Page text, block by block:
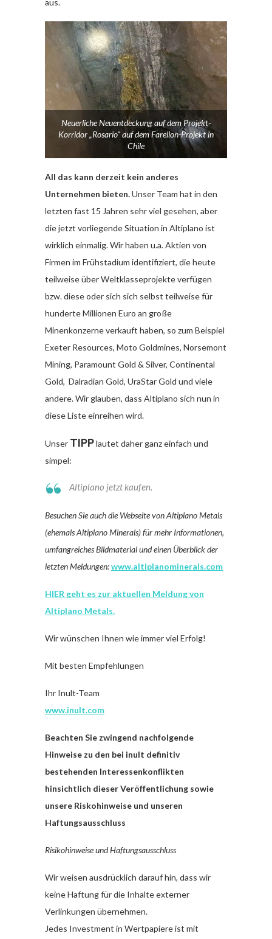
Neuerliche Neuentdeckung auf dem Projekt-
Korridor „Rosario“ auf dem Farellon-Projekt in
Chile
All das kann derzeit kein anderes
Unternehmen bieten.Unser Team hat in den
letzten fast 15 Jahren sehr viel gesehen, aber
die jetzt vorliegende Situation in Altiplano ist
wirklich einmalig. Wir haben u.a. Aktien von
Firmen im Frühstadium identifiziert, die heute
teilweise über Weltklasseprojekte verfügen
bzw. diese oder sich sich selbst teilweise für
hunderte Millionen Euro an große
Minenkonzerne verkauft haben, so zum Beispiel
Exeter Resources, Moto Goldmines, Norsemont
Mining, Paramount Gold & Silver, Continental
Gold, Dalradian Gold, UraStar Gold und viele
andere. Wir glauben, dass Altiplano sich nun in
diese Liste einreihen wird.
Unser TIPPlautet daher ganz einfach und
simpel:
Altiplano jetzt kaufen.
Besuchen Sie auch die Webseite von Altiplano Metals
(ehemals Altiplano Minerals) für mehr Informationen,
umfangreiches Bildmaterial und einen Überblick der
letzten Meldungen:www.altiplanominerals.com
HIER geht es zur aktuellen Meldung von
Altiplano Metals.
Wir wünschen Ihnen wie immer viel Erfolg!
Mit besten Empfehlungen
Ihr Inult-Team
www.inult.com
Beachten Sie zwingend nachfolgende
Hinweise zu den bei inult definitiv
bestehenden Interessenkonflikten
hinsichtlich dieser Veröffentlichung sowie
unsere Riskohinweise und unseren
Haftungsausschluss
Risikohinweise und Haftungsausschluss
Wir weisen ausdrücklich darauf hin, dass wir
keine Haftung für die Inhalte externer
Verlinkungen übernehmen.
Jedes Investment in Wertpapiere ist mit